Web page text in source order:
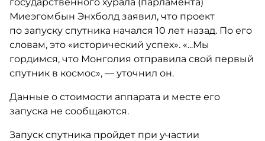
Миеэгомбын Энхболд заявил, что проект
по запуску спутника начался 10 лет назад. По его
словам, это «исторический успех». «...Мы
гордимся, что Монголия отправила свой первый
спутник в космос», — уточнил он.
Данные о стоимости аппарата и месте его
запуска не сообщаются.
Запуск спутника пройдет при участии